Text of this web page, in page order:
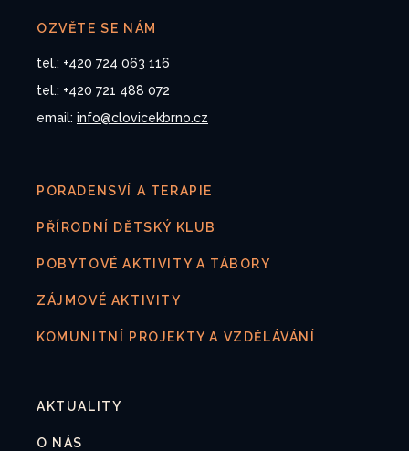
OZVĚTE SE NÁM
tel.: +420 724 063 116
tel.: +420 721 488 072
email: info@clovicekbrno.cz
PORADENSVÍ A TERAPIE
PŘÍRODNÍ DĚTSKÝ KLUB
POBYTOVÉ AKTIVITY A TÁBORY
ZÁJMOVÉ AKTIVITY
KOMUNITNÍ PROJEKTY A VZDĚLÁVÁNÍ
AKTUALITY
O NÁS